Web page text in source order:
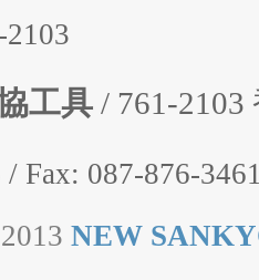
工具 / 761-
/ Fax: 087-876-
NEW